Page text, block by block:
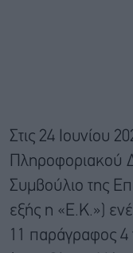
Στις 24 Ιουνίου
Πληροφοριακού
Συμβούλιο της
εξής η «Ε.Κ.»)
11 παράγραφος